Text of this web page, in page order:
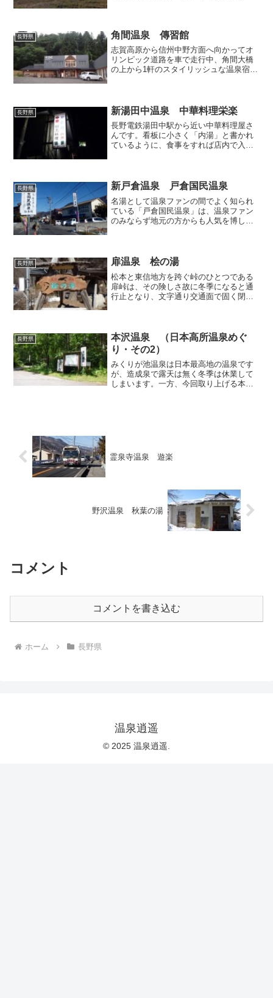
工工場裏手には・・・温泉の...
長野県 角間温泉 傳習館
志賀高原から信州中野方面へ向かってオ
リンピック道路を車で走行中、角間大橋
の上から1軒のスタイリッシュな温泉宿が
間瀬川沿いを遡ってゆく...
長野県 新湯田中温泉 中華料理栄楽
長野電鉄湯田中駅から近い中華料理屋さ
んです。看板に小さく「内湯」と書かれ
ているように、食事をすれば店内で入浴
きや、お客さんは私一人だ...
長野県 新戸倉温泉 戸倉国民温泉
名湯として温泉ファンの間でよく知られ
ている「戸倉国民温泉」は、温泉ファン
のみならず地元の方からも人気を博して
今回はその時の記録を取り上...
長野県 扉温泉 桧の湯
松本と東信地方を跨ぐ峠のひとつである
扉峠は、その険しさ故に冬季になると通
行止となり、文字通り交通面で固く閉ざ
から離合が厳しくなる狭隘...
長野県
本沢温泉 （日本高所温泉めぐ
り・その2）
みくりが池温泉は日本最高地の温泉です
が、造成泉で露天は無く冬季は休業して
しまいます。一方、今回取り上げる本沢
霊泉寺温泉 遊楽
野沢温泉 秋葉の湯
コメント
コメントを書き込む
ホーム 長野県
温泉逍遥
© 2025 温泉逍遥.